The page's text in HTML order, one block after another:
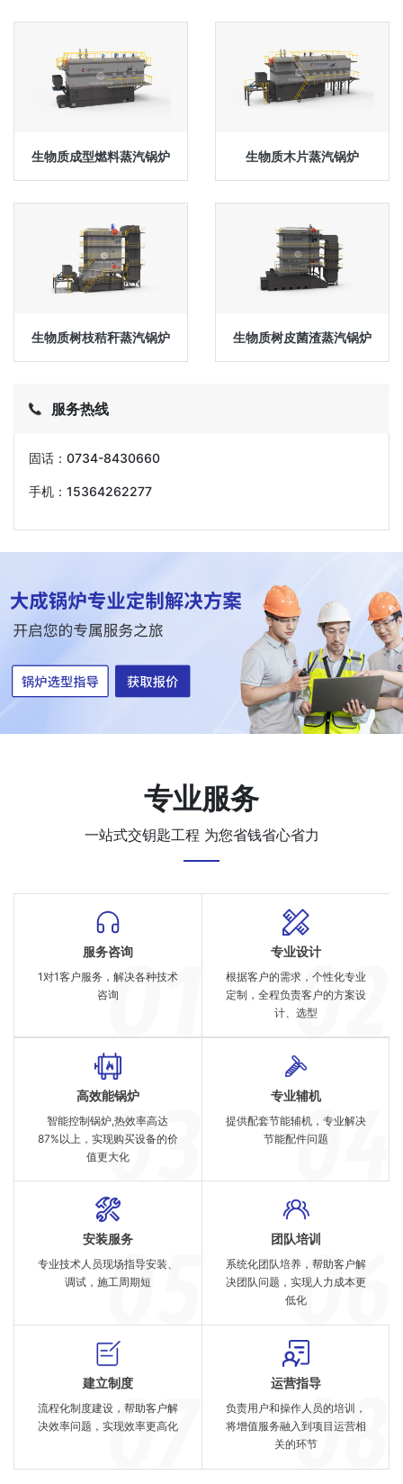
生物质成型燃料蒸汽锅炉 生物质木片蒸汽锅炉
生物质树枝秸秆蒸汽锅炉 生物质树皮菌渣蒸汽锅炉
服务热线
固话：0734-8430660
手机：15364262277
专业服务
一站式交钥匙工程 为您省钱省心省力
服务咨询
1对1客户服务，解决各种技术
咨询
专业设计
根据客户的需求，个性化专业
定制，全程负责客户的方案设
计、选型
高效能锅炉
智能控制锅炉,热效率高达
87%以上，实现购买设备的价
值更大化
专业辅机
提供配套节能辅机，专业解决
节能配件问题
安装服务
专业技术人员现场指导安装、
调试，施工周期短
团队培训
系统化团队培养，帮助客户解
决团队问题，实现人力成本更
低化
建立制度
流程化制度建设，帮助客户解
决效率问题，实现效率更高化
运营指导
负责用户和操作人员的培训，
将增值服务融入到项目运营相
关的环节